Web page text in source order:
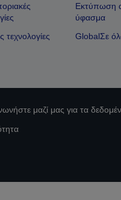
τεχνολογίες
Εκτύπωση
ύφασμα
GlobalΣε
μαζί μας για τα